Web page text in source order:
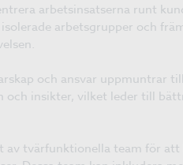
arbetsinsatserna runt
arbetsgrupper och
och ansvar uppmuntrar
insikter, vilket leder till
av tvärfunktionella team för